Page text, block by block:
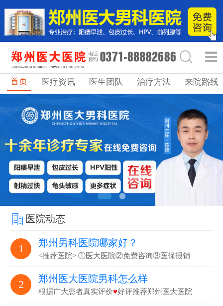
首页 医疗资讯 医生团队 治疗方法 来院路线
医院动态
1 郑州男科医院哪家好？
<推荐医院> ①医大医院②免费咨询③医保报销
2 郑州医大医院男科怎么样
根据广大患者真实评价♥好评推荐郑州医大医院